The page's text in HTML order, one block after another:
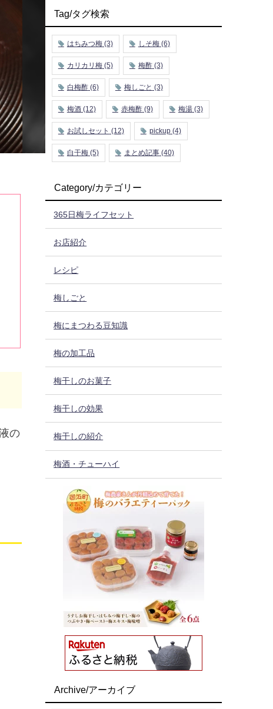
の
Tag/タグ検索
はちみつ梅(3) しそ梅(6)
カリカリ梅(5) 梅酢(3)
白梅酢(6) 梅しごと (3)
梅酒 (12) 赤梅酢(9) 梅湯(3)
お試しセット (12) pickup(4)
白干梅(5) まとめ記事(40)
Category/カテゴリー
365日梅ライフセット
お店紹介
レシピ
梅しごと
梅にまつわる豆知識
梅の加工品
梅干しのお菓子
梅干しの効果
梅干しの紹介
梅酒・チューハイ
Archive/アーカイブ